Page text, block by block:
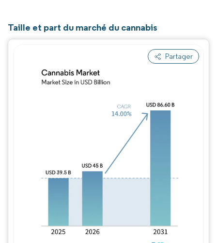
Taille et part du marché du cannabis
Partager
Image © Mordor Intelligence. La